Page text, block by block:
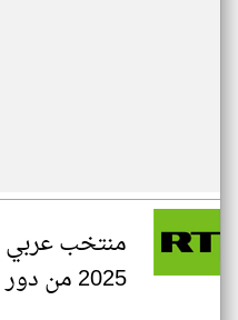
منتخب عربي
2025 من دور المجموعات